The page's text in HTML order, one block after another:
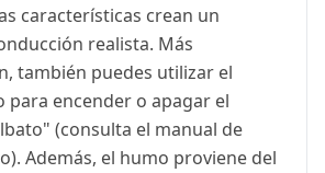
características crean un
realista. Más
también puedes utilizar el
encender o apagar el
(consulta el manual de
Además, el humo proviene del